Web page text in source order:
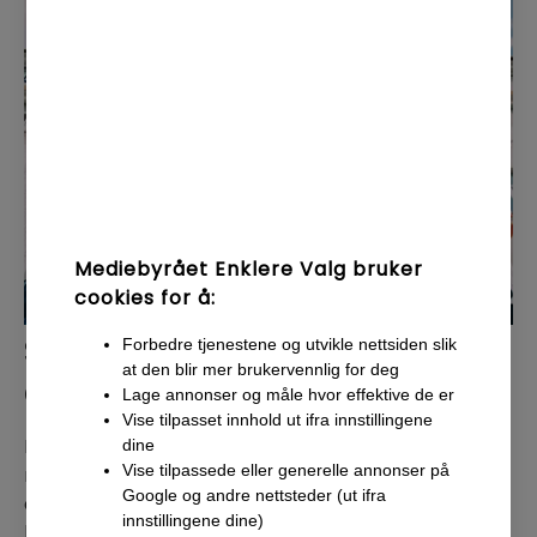
Salgsbedrifter vs. profesjonelle
Google-byråer
En vanlig trend hos salgsbedrifter, i
motsetning til profesjonelle Google-byråer,
er at man fokuserer på å selge inn flest mulig
Mediebyrået Enklere Valg bruker
cookies for å:
Forbedre tjenestene og utvikle nettsiden slik
at den blir mer brukervennlig for deg
Lage annonser og måle hvor effektive de er
Vise tilpasset innhold ut ifra innstillingene
dine
Vise tilpassede eller generelle annonser på
Google og andre nettsteder (ut ifra
innstillingene dine)